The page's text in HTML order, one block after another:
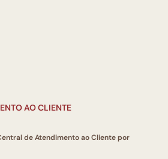
AO CLIENTE
de Atendimento ao Cliente por